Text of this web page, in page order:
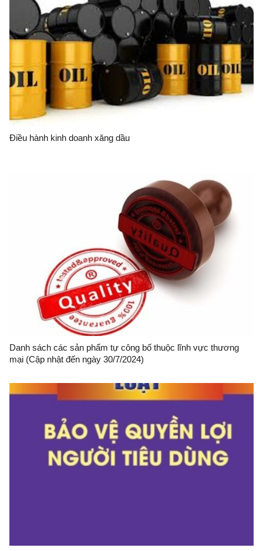
Điều hành kinh doanh xăng dầu
Danh sách các sản phẩm tự công bố thuộc lĩnh vực thương
mại (Cập nhật đến ngày 30/7/2024)